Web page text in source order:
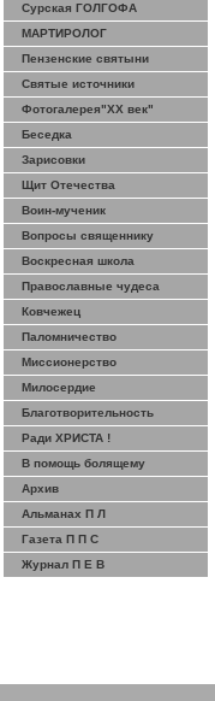
Сурская ГОЛГОФА
МАРТИРОЛОГ
Пензенские святыни
Святые источники
Фотогалерея"ХХ век"
Беседка
Зарисовки
Щит Отечества
Воин-мученик
Вопросы священнику
Воскресная школа
Православные чудеса
Ковчежец
Паломничество
Миссионерство
Милосердие
Благотворительность
Ради ХРИСТА !
В помощь болящему
Архив
Альманах П Л
Газета П П С
Журнал П Е В